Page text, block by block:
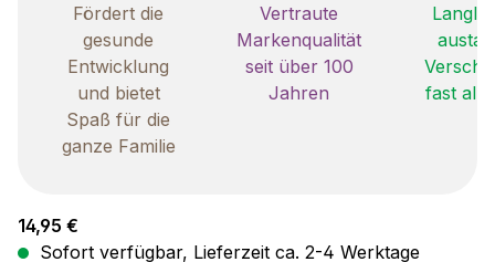
Fördert die
gesunde
Entwicklung
und bietet
Spaß für die
ganze Familie
Vertraute
Markenqualität
seit über 100
Jahren
fast
Regulärer Preis:
14,95 €
Sofort verfügbar, Lieferzeit ca. 2-4 Werktage